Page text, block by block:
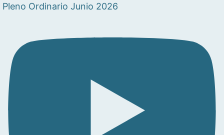
Pleno Ordinario Junio 2026